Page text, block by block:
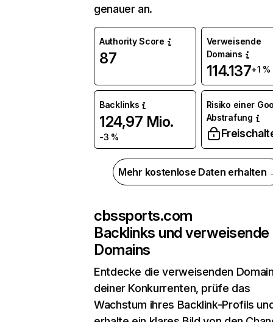
genauer an.
Authority Score
87
Verweisende
Domains
114.137+1 %
Backlinks
124,97 Mio.
-3 %
Risiko einer
Abstrafung
Mehr kostenlose Daten erhalten
cbssports.com
Backlinks und verweisende
Domains
Entdecke die verweisenden
deiner Konkurrenten, prüfe das
Wachstum ihres Backlink-Profils